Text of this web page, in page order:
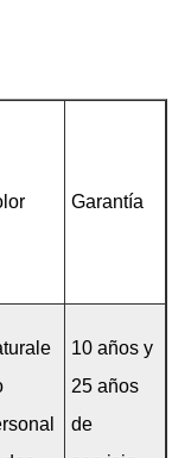
Garantía
10 años y
25 años
de